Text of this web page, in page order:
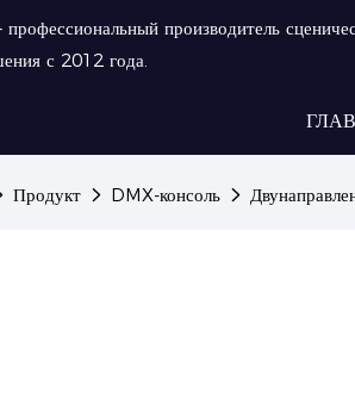
производитель
с 2012 года.
Продукт DMX-консоль